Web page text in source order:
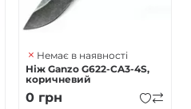
Немає в наявності
Ніж Ganzo G622-CA3-4S,
коричневий
0 грн